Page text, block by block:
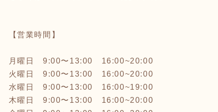
【営業時間】
月曜日 9:00〜13:00 16:00~20:00
火曜日 9:00〜13:00 16:00~20:00
水曜日 9:00〜13:00 16:00~19:00
木曜日 9:00〜13:00 16:00~20:00